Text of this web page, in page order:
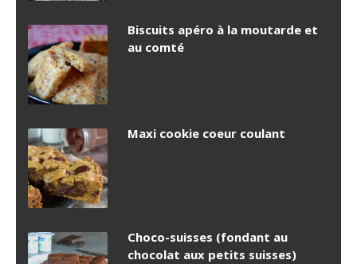
Biscuits apéro à la moutarde et
au comté
Maxi cookie coeur coulant
Choco-suisses (fondant au
chocolat aux petits suisses)